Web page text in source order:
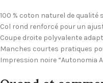
100 % coton naturel de qualité
Col rond renforcé pour un
Coupe droite polyvalente
Manches courtes pratiques
Impression noire “Autonomia